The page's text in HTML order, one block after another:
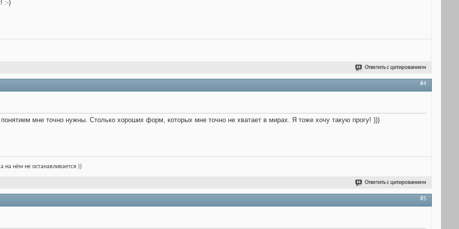
:-)
Ответить с цитированием
#4
мне точно нужны. Столько хороших форм, которых мне точно не хватает в мирах. Я тоже хочу такую прогу! )))
на нём не останавливается ))
Ответить с цитированием
#5